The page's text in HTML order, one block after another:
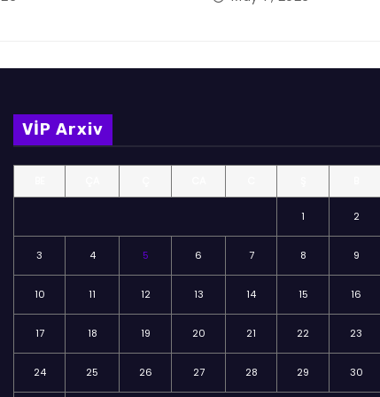
VİP Arxiv
1 2
3 4 5 6 7 8 9
10 11 12 13 14 15 16
17 18 19 20 21 22 23
24 25 26 27 28 29 30